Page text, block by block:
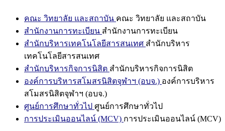
คณะ วิทยาลัย และสถาบัน คณะ วิทยาลัย และสถาบัน
สำนักงานการทะเบียน สำนักงานการทะเบียน
สำนักบริหารเทคโนโลยีสารสนเทศ สำนักบริหาร
เทคโนโลยีสารสนเทศ
สำนักบริหารกิจการนิสิต สำนักบริหารกิจการนิสิต
องค์การบริหารสโมสรนิสิตจุฬาฯ (อบจ.) องค์การบริหาร
สโมสรนิสิตจุฬาฯ (อบจ.)
ศูนย์การศึกษาทั่วไป ศูนย์การศึกษาทั่วไป
การประเมินออนไลน์ (MCV) การประเมินออนไลน์ (MCV)